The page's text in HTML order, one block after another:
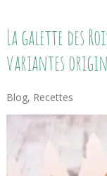
La galette des
variantes
Blog, Recettes
La
Galette
Des
Rois
Recette
Facile
Et
Rapide
(+
Ses